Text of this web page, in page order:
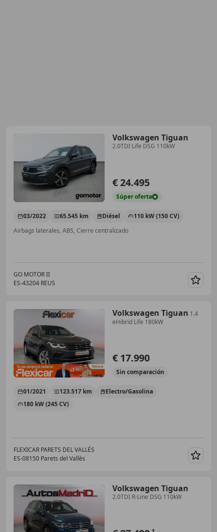
Volkswagen Tiguan
2.0TDI Life DSG 110kW
€ 24.495
Súperoferta
03/2022 65.545 km Diésel
110 kW (150 CV)
Airbags laterales, ABS, Cierre centralizado
GO MOTOR II
ES-43204 REUS
Volkswagen Tiguan 1.4
eHibrid Life 180kW
€ 17.990
Sin comparación
01/2021 123.517 km
Electro/Gasolina
180 kW (245 CV)
FLEXICAR PARETS DEL VALLÉS
ES-08150 Parets del Vallès
Volkswagen Tiguan
2.0TDI R-Line DSG 110kW